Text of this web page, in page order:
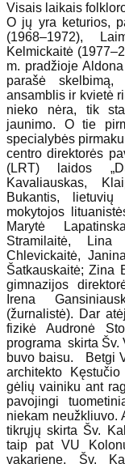
Visais laikais
O jų yra keturios,
(1968–1972),
Kelmickaitė
m. pradžioje
parašė skelbimą,
ansamblis ir kvietė
nieko nėra, tik
jaunimo. O tie
specialybės
centro direktorės
(LRT) laidos
Kavaliauskas,
Bukantis,
mokytojos
Marytė
Stramilaitė,
Chlevickaitė,
Šatkauskaitė; Zina
gimnazijos
Irena
(žurnalistė). Dar
fizikė Audronė
programa skirta Šv.
buvo baisu. Betgi
architekto
gėlių vainiku ant
pavojingi
niekam neužkliuvo.
tikrųjų skirta Šv.
taip pat VU
vakarienę, Šv.